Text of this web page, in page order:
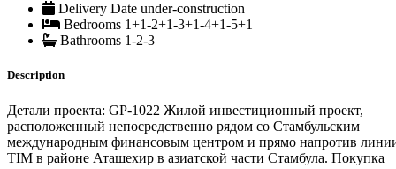
Delivery Date under-construction
Bedrooms 1+1-2+1-3+1-4+1-5+1
Bathrooms 1-2-3
Description
Детали проекта: GP-1022 Жилой инвестиционный проект,
расположенный непосредственно рядом со Стамбульским
международным финансовым центром и прямо напротив
TIM в районе Аташехир в азиатской части Стамбула. Покупка